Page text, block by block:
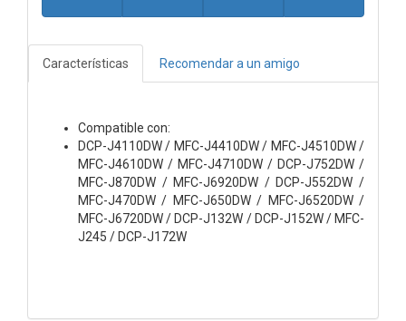
Características Recomendar a un amigo
Compatible con:
DCP-J4110DW / MFC-J4410DW / MFC-J4510DW /
MFC-J4610DW / MFC-J4710DW / DCP-J752DW /
MFC-J870DW / MFC-J6920DW / DCP-J552DW /
MFC-J470DW / MFC-J650DW / MFC-J6520DW /
MFC-J6720DW / DCP-J132W / DCP-J152W / MFC-
J245 / DCP-J172W